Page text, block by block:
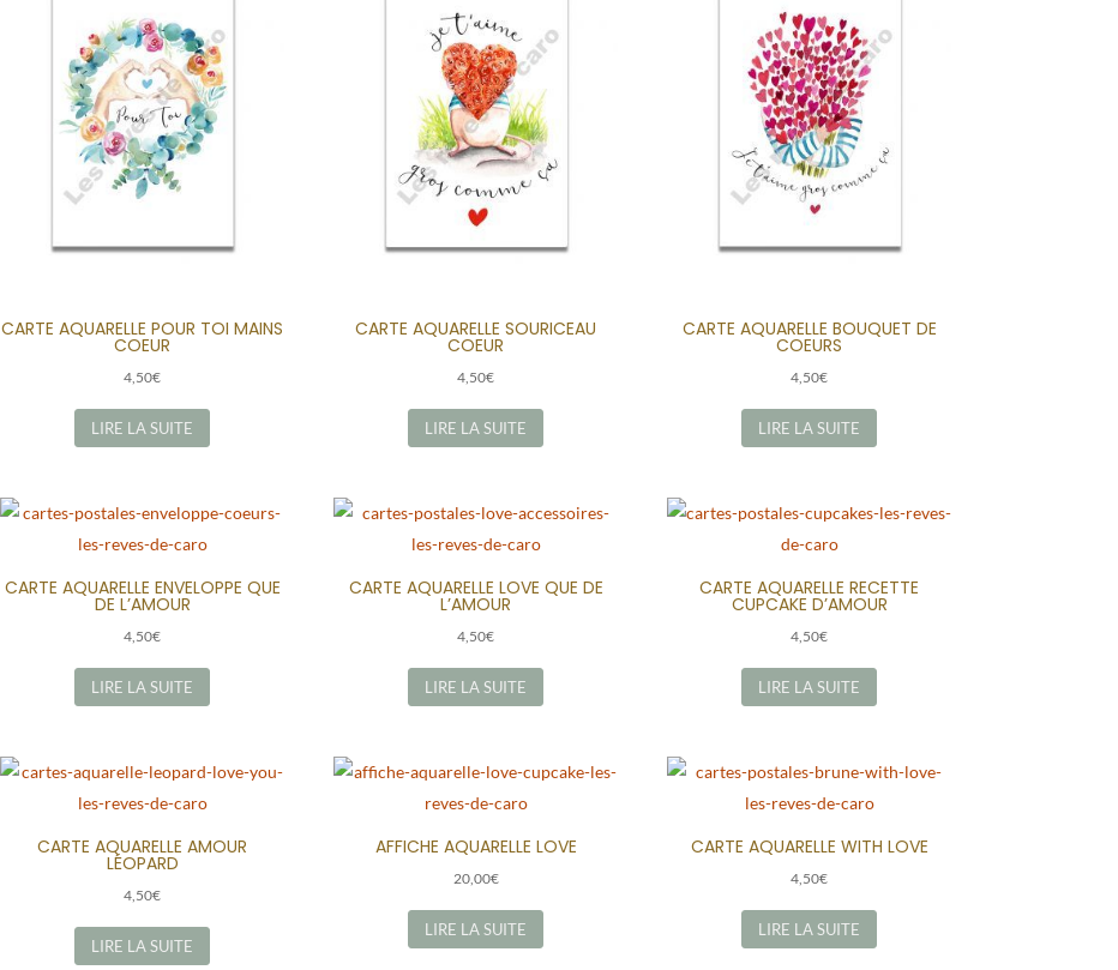
CARTE AQUARELLE POUR TOI MAINS
COEUR
4,50€
LIRE LA SUITE
CARTE AQUARELLE SOURICEAU
COEUR
4,50€
LIRE LA SUITE
CARTE AQUARELLE BOUQUET DE
COEURS
4,50€
LIRE LA SUITE
CARTE AQUARELLE ENVELOPPE QUE
DE L’AMOUR
4,50€
LIRE LA SUITE
CARTE AQUARELLE LOVE QUE DE
L’AMOUR
4,50€
LIRE LA SUITE
CARTE AQUARELLE RECETTE
CUPCAKE D’AMOUR
4,50€
LIRE LA SUITE
CARTE AQUARELLE AMOUR
LÉOPARD
4,50€
LIRE LA SUITE
AFFICHE AQUARELLE LOVE
20,00€
LIRE LA SUITE
CARTE AQUARELLE WITH LOVE
4,50€
LIRE LA SUITE